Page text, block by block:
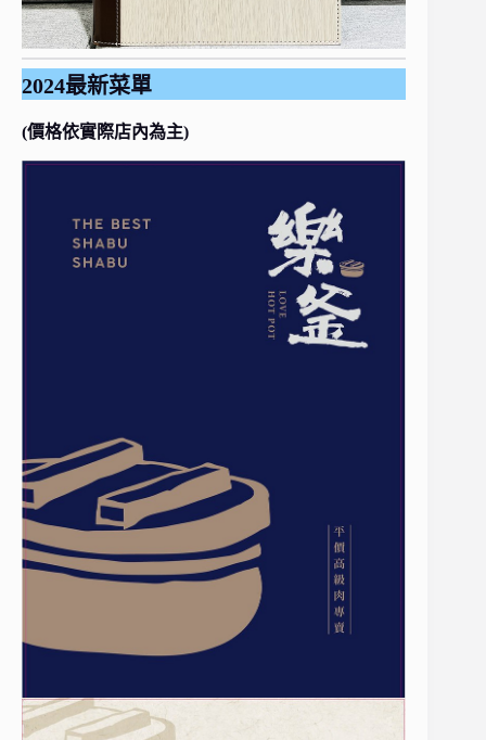
2024最新菜單
(價格依實際店內為主)